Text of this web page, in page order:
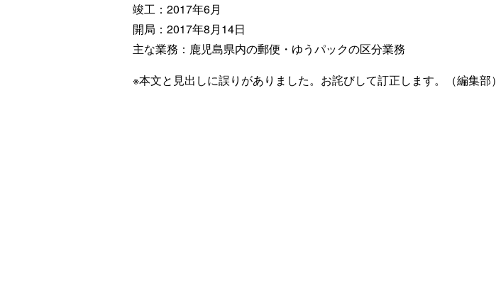
竣工：2017年6月
開局：2017年8月14日
主な業務：鹿児島県内の郵便・ゆうパックの区分業務
※本文と見出しに誤りがありました。お詫びして訂正します。（編集部）